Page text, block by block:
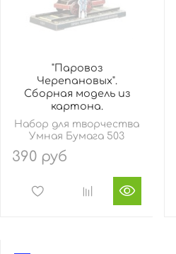
"Паровоз
Черепановых".
Сборная модель из
картона.
Набор для творчества
Умная Бумага 503
390 руб